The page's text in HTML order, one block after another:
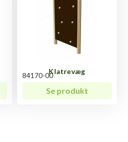
Klatrevæg
84170-00
Se produkt